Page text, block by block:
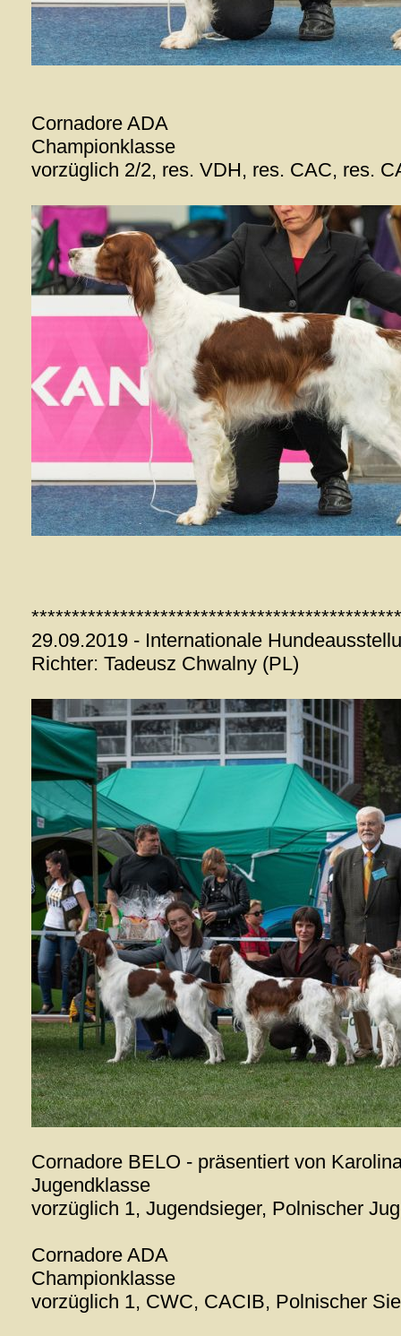
Cornadore ADA
Championklasse
vorzüglich 2/2, res. VDH, res. CAC, res.
**********************************************
29.09.2019 - Internationale
Richter: Tadeusz Chwalny (PL)
Cornadore BELO - präsentiert von
Jugendklasse
vorzüglich 1, Jugendsieger, Polnischer
Cornadore ADA
Championklasse
vorzüglich 1, CWC, CACIB, Polnischer